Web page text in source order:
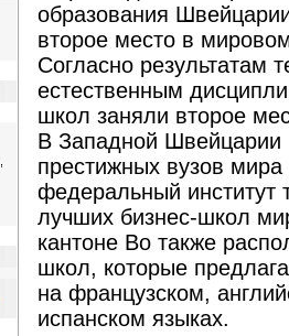
образования
второе место в
Согласно результатам
естественным
школ заняли второе
В Западной Швейцарии
престижных вузов
федеральный институт
лучших бизнес-школ
кантоне Во также
школ, которые
на французском,
испанском языках.